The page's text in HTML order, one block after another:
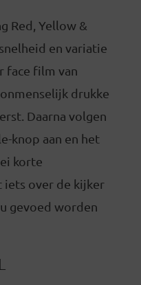
Red, Yellow &
en variatie
face film van
drukke
Daarna volgen
knop aan en het
korte
iets over de kijker
gevoed worden